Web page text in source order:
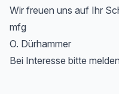
Wir freuen uns auf Ihr
mfg
O. Dürhammer
Bei Interesse bitte